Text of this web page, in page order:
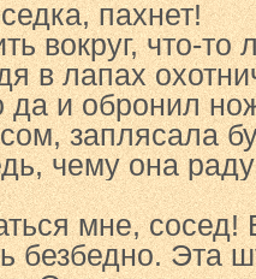
пахнет!
вокруг, что-то
в лапах
да и обронил
заплясала
чему она
мне,
безбедно. Эта